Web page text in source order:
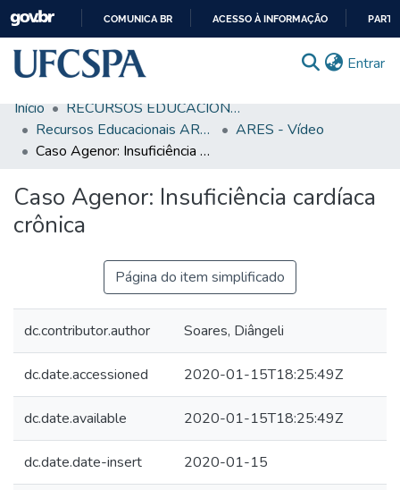
CONTEÚDO
COMUNICA BR ACESSO À INFORMAÇÃO
Entrar
Comunidades & Coleções
Busca Facetada
Estatísticas
Autoarquivamento
Sobre o RI-UFCSPA
Ajuda
Início
RECURSOS EDUCACIONAIS
Recursos Educacionais ARES/UNA-SUS
ARES - Vídeo
Caso Agenor: Insuficiência cardíaca crônica
Caso Agenor: Insuficiência cardíaca
crônica
Página do item simplificado
dc.contributor.author Soares, Diângeli
dc.date.accessioned 2020-01-15T18:25:49Z
dc.date.available 2020-01-15T18:25:49Z
dc.date.date-insert 2020-01-15